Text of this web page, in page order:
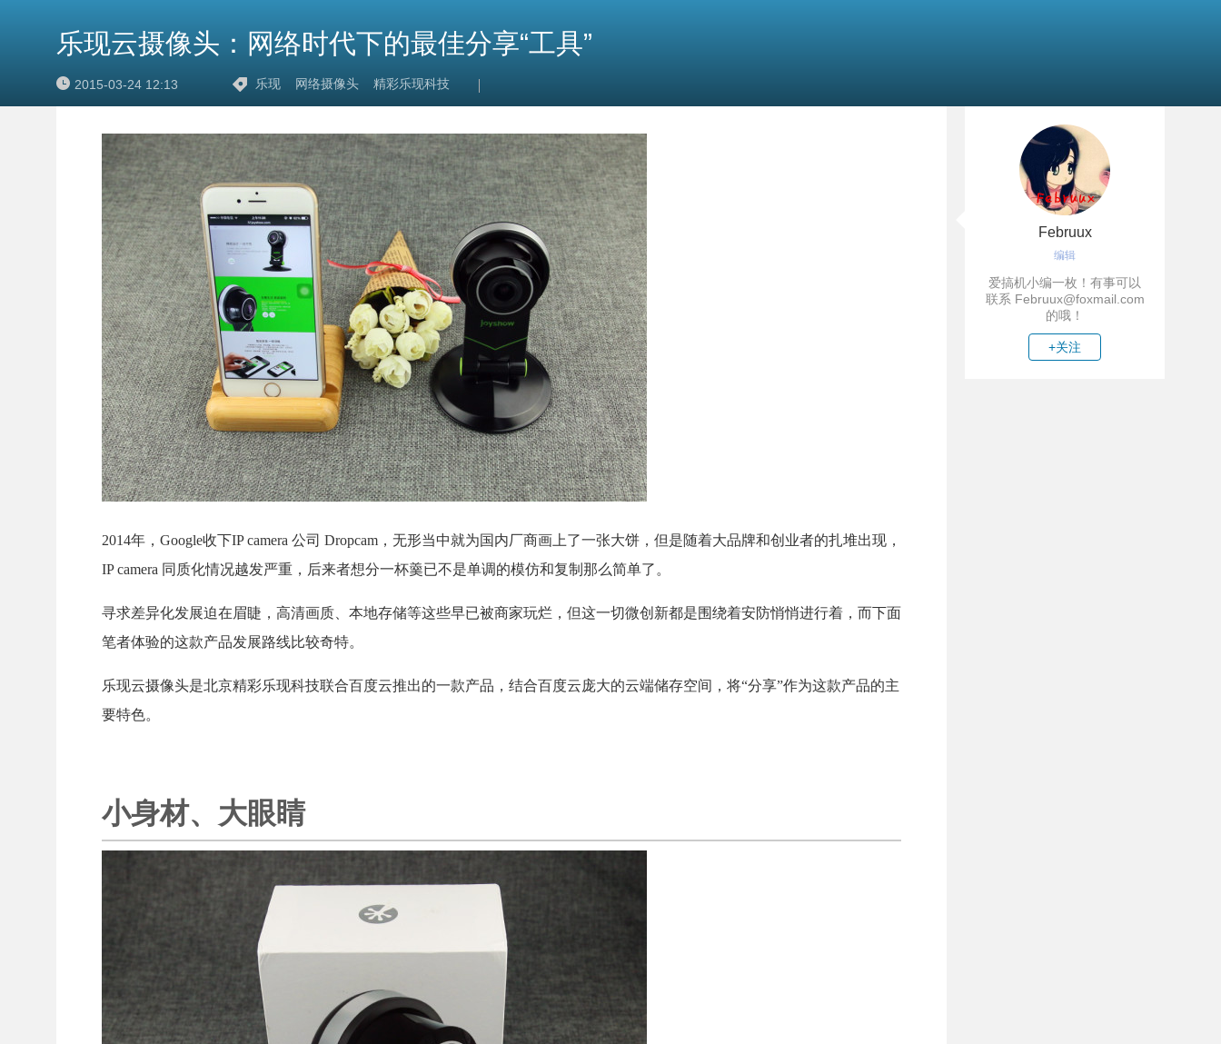
乐现云摄像头：网络时代下的最佳分享“工具”
2015-03-24 12:13 乐现 网络摄像头 精彩乐现科技
2014年，Google收下IP camera 公司 Dropcam，无形当中就为国内厂商画上了一张大饼，但是随着大品牌和创业者的扎堆出现，
IP camera 同质化情况越发严重，后来者想分一杯羹已不是单调的模仿和复制那么简单了。
寻求差异化发展迫在眉睫，高清画质、本地存储等这些早已被商家玩烂，但这一切微创新都是围绕着安防悄悄进行着，而下面
笔者体验的这款产品发展路线比较奇特。
乐现云摄像头是北京精彩乐现科技联合百度云推出的一款产品，结合百度云庞大的云端储存空间，将“分享”作为这款产品的主
要特色。
小身材、大眼睛
Februux
编辑
爱搞机小编一枚！有事可以
联系 Februux@foxmail.com
的哦！
+关注